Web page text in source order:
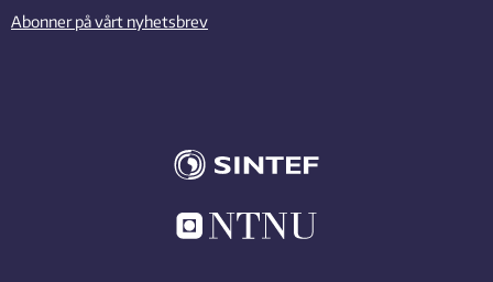
Abonner på vårt nyhetsbrev